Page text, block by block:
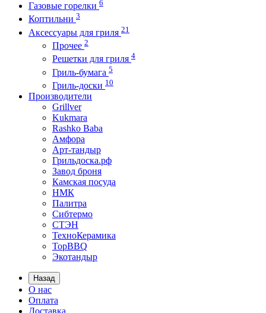
Газовые горелки 6
Коптильни 3
Аксессуары для гриля 21
Прочее 2
Решетки для гриля 4
Гриль-бумага 5
Гриль-доски 10
Производители
Grillver
Kukmara
Rashko Baba
Амфора
Арт-тандыр
Грильдоска.рф
Завод броня
Камская посуда
НМК
Палитра
Сибтермо
СТЭН
ТехноКерамика
ТорBBQ
Экотандыр
Назад
О нас
Оплата
Доставка